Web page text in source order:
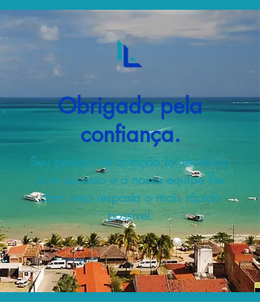
Obrigado pela
confiança.
Seu pedido de cotação foi recebido
com sucesso e a nossa equipe lhe
dará uma resposta o mais rápido
possível.